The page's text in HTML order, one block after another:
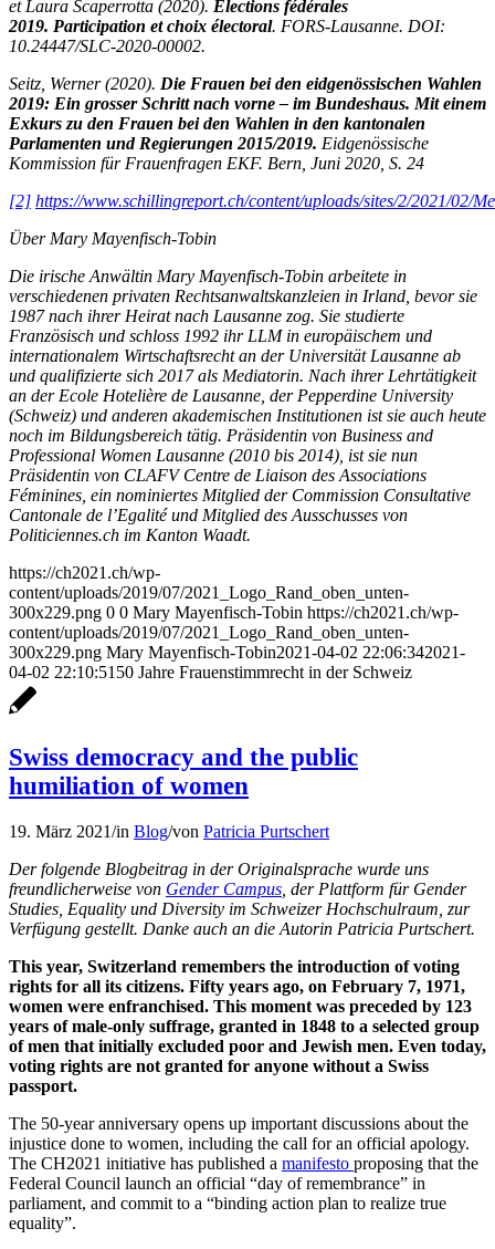
et Laura Scaperrotta (2020). Élections fédérales
2019. Participation et choix électoral. FORS-Lausanne. DOI:
10.24447/SLC-2020-00002.
Seitz, Werner (2020). Die Frauen bei den eidgenössischen Wahlen
2019: Ein grosser Schritt nach vorne – im Bundeshaus. Mit einem
Exkurs zu den Frauen bei den Wahlen in den kantonalen
Parlamenten und Regierungen 2015/2019. Eidgenössische
Kommission für Frauenfragen EKF. Bern, Juni 2020, S. 24
[2] https://www.schillingreport.ch/content/uploads/sites/2/2021/02/
Über Mary Mayenfisch-Tobin
Die irische Anwältin Mary Mayenfisch-Tobin arbeitete in
verschiedenen privaten Rechtsanwaltskanzleien in Irland, bevor sie
1987 nach ihrer Heirat nach Lausanne zog. Sie studierte
Französisch und schloss 1992 ihr LLM in europäischem und
internationalem Wirtschaftsrecht an der Universität Lausanne ab
und qualifizierte sich 2017 als Mediatorin. Nach ihrer Lehrtätigkeit
an der Ecole Hotelière de Lausanne, der Pepperdine University
(Schweiz) und anderen akademischen Institutionen ist sie auch heute
noch im Bildungsbereich tätig. Präsidentin von Business and
Professional Women Lausanne (2010 bis 2014), ist sie nun
Präsidentin von CLAFV Centre de Liaison des Associations
Féminines, ein nominiertes Mitglied der Commission Consultative
Cantonale de l’Egalité und Mitglied des Ausschusses von
Politiciennes.ch im Kanton Waadt.
https://ch2021.ch/wp-
content/uploads/2019/07/2021_Logo_Rand_oben_unten-
300x229.png 0 0 Mary Mayenfisch-Tobin https://ch2021.ch/wp-
content/uploads/2019/07/2021_Logo_Rand_oben_unten-
300x229.png Mary Mayenfisch-Tobin2021-04-02 22:06:342021-
04-02 22:10:51 50 Jahre Frauenstimmrecht in der Schweiz
Swiss democracy and the public
humiliation of women
19. März 2021/in Blog/von Patricia Purtschert
Der folgende Blogbeitrag in der Originalsprache wurde uns
freundlicherweise von Gender Campus , der Plattform für Gender
Studies, Equality und Diversity im Schweizer Hochschulraum, zur
Verfügung gestellt. Danke auch an die Autorin Patricia Purtschert.
This year, Switzerland remembers the introduction of voting
rights for all its citizens. Fifty years ago, on February 7, 1971,
women were enfranchised. This moment was preceded by 123
years of male-only suffrage, granted in 1848 to a selected group
of men that initially excluded poor and Jewish men. Even today,
voting rights are not granted for anyone without a Swiss
passport.
The 50-year anniversary opens up important discussions about the
injustice done to women, including the call for an official apology.
The CH2021 initiative has published a manifesto proposing that the
Federal Council launch an official “day of remembrance” in
parliament, and commit to a “binding action plan to realize true
equality”.